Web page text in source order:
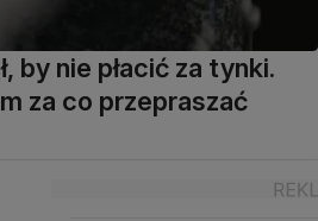
by nie płacić za tynki.
za co przepraszać